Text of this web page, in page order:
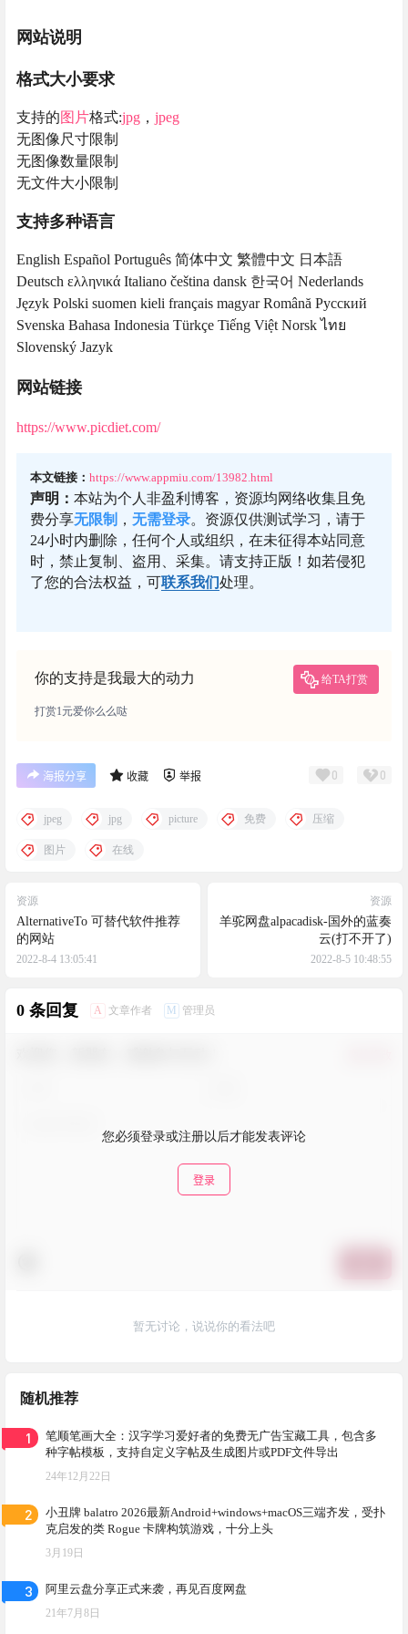
网站说明
格式大小要求
支持的图片格式:jpg ， jpeg
无图像尺寸限制
无图像数量限制
无文件大小限制
支持多种语言
English Español Português 简体中文 繁體中文 日本語
Deutsch ελληνικά Italiano čeština dansk 한국어 Nederlands
Język Polski suomen kieli français magyar Română Русский
Svenska Bahasa Indonesia Türkçe Tiếng Việt Norsk ไทย
Slovenský Jazyk
网站链接
https://www.picdiet.com/
本文链接： https://www.appmiu.com/13982.html
声明： 本站为个人非盈利博客，资源均网络收集且免
费分享无限制 ， 无需登录。资源仅供测试学习，请于
24小时内删除，任何个人或组织，在未征得本站同意
时，禁止复制、盗用、采集。请支持正版！如若侵犯
了您的合法权益，可联系我们处理。
你的支持是我最大的动力 给TA打赏
打赏1元爱你么么哒
海报分享 收藏 举报 0 0
jpeg jpg picture 免费 压缩
图片 在线
资源
AlternativeTo 可替代软件推荐
的网站
2022-8-4 13:05:41
资源
羊驼网盘alpacadisk-国外的蓝奏
云(打不开了)
2022-8-5 10:48:55
0 条回复 A 文章作者 M 管理员
您必须登录或注册以后才能发表评论
登录
暂无讨论，说说你的看法吧
随机推荐
1
笔顺笔画大全：汉字学习爱好者的免费无广告宝藏工具，包含多
种字帖模板，支持自定义字帖及生成图片或PDF文件导出
24年12月22日
2
小丑牌 balatro 2026最新Android+windows+macOS三端齐发，受扑
克启发的类 Rogue 卡牌构筑游戏，十分上头
3月19日
3 阿里云盘分享正式来袭，再见百度网盘
21年7月8日